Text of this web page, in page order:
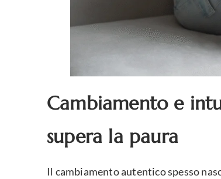
Cambiamento e
supera la paura
Il cambiamento autentico spesso